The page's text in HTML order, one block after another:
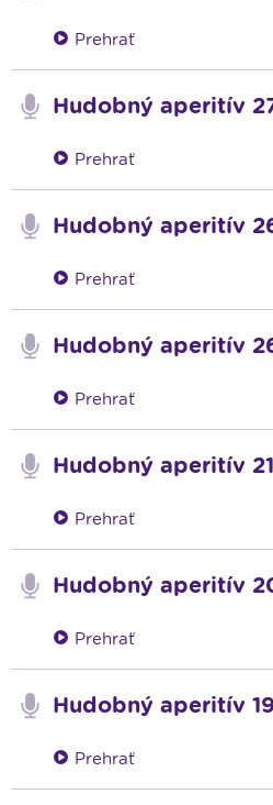
Prehrať
Hudobný aperitív
Prehrať
Hudobný aperitív
Prehrať
Hudobný aperitív
Prehrať
Hudobný aperitív
Prehrať
Hudobný aperitív
Prehrať
Hudobný aperitív
Prehrať